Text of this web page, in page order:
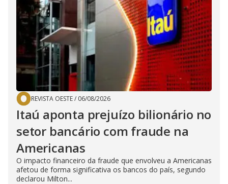
REVISTA OESTE/ 06/08/2026
Itaú aponta prejuízo bilionário no
setor bancário com fraude na
Americanas
O impacto financeiro da fraude que envolveu a Americanas
afetou de forma significativa os bancos do país, segundo
declarou Milton...